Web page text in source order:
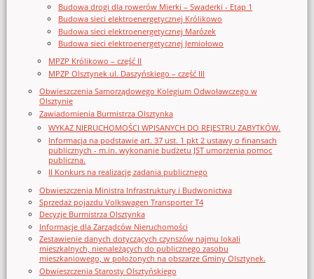
Budowa drogi dla rowerów Mierki – Swaderki - Etap 1
Budowa sieci elektroenergetycznej Królikowo
Budowa sieci elektroenergetycznej Marózek
Budowa sieci elektroenergetycznej Jemiołowo
MPZP Królikowo – część II
MPZP Olsztynek ul. Daszyńskiego – część III
Obwieszczenia Samorządowego Kolegium Odwoławczego w
Olsztynie
Zawiadomienia Burmistrza Olsztynka
WYKAZ NIERUCHOMOŚCI WPISANYCH DO REJESTRU ZABYTKÓW.
Informacja na podstawie art. 37 ust. 1 pkt 2 ustawy o finansach
publicznych - m.in. wykonanie budżetu JST umorzenia pomoc
publiczna.
II Konkurs na realizację zadania publicznego
Obwieszczenia Ministra Infrastruktury i Budwonictwa
Sprzedaż pojazdu Volkswagen Transporter T4
Decyzje Burmistrza Olsztynka
Informacje dla Zarządców Nieruchomości
Zestawienie danych dotyczących czynszów najmu lokali
mieszkalnych, nienależących do publicznego zasobu
mieszkaniowego, w położonych na obszarze Gminy Olsztynek.
Obwieszczenia Starosty Olsztyńskiego